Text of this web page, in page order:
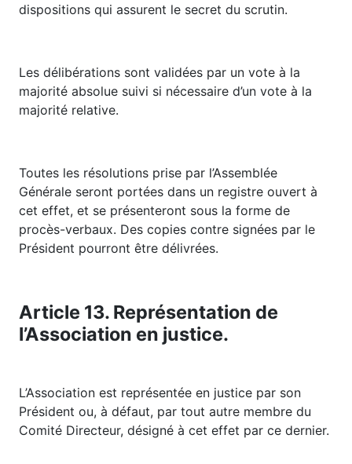
dispositions qui assurent le secret du scrutin.
Les délibérations sont validées par un vote à la
majorité absolue suivi si nécessaire d’un vote à la
majorité relative.
Toutes les résolutions prise par l’Assemblée
Générale seront portées dans un registre ouvert à
cet effet, et se présenteront sous la forme de
procès-verbaux. Des copies contre signées par le
Président pourront être délivrées.
Article 13. Représentation de
l’Association en justice.
L’Association est représentée en justice par son
Président ou, à défaut, par tout autre membre du
Comité Directeur, désigné à cet effet par ce dernier.